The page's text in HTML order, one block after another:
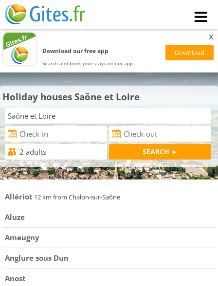
Download our free app
Search and book your stays on our app
x
Holiday houses Saône et Loire
Allériot 12 km from Chalon-sur-Saône
Aluze
Ameugny
Anglure sous Dun
Anost